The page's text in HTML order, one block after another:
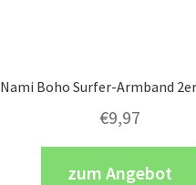
Nami Boho Surfer-Armband
€9,97
zum Angebot